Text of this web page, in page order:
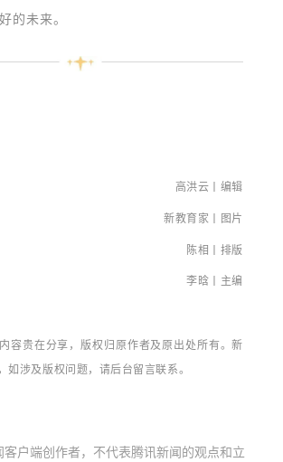
的未来。
高洪云丨编辑
新教育 家 图片
陈相丨排版
李晗丨主编
容贵在分享，版权归原作者及原出处所有。新
如涉及版权问题，请后台留言联系。
客户端创作者，不代表腾讯新闻的观点和立